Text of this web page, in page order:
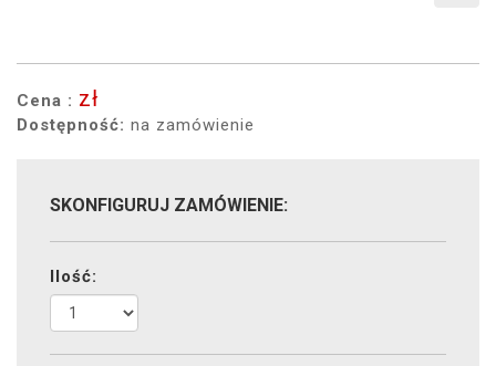
Cena : zł
Dostępność: na zamówienie
SKONFIGURUJ ZAMÓWIENIE:
Ilość: